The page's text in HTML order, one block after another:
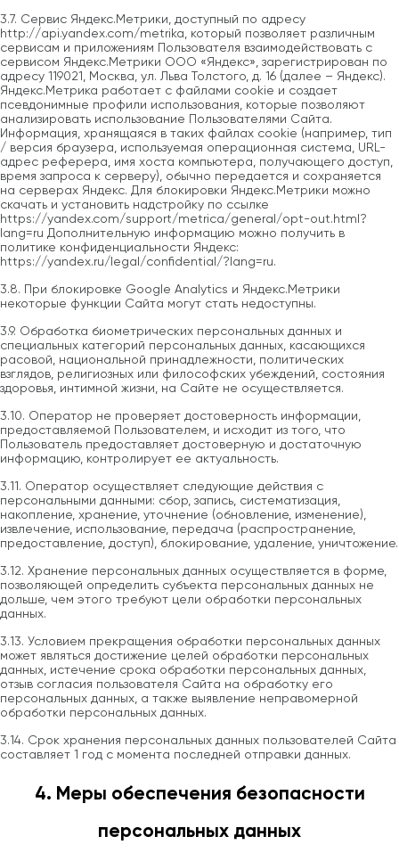
3.7. Сервис Яндекс.Метрики, доступный по адресу
http://api.yandex.com/metrika, который позволяет различным
сервисам и приложениям Пользователя взаимодействовать с
сервисом Яндекс.Метрики ООО «Яндекс», зарегистрирован по
адресу 119021, Москва, ул. Льва Толстого, д. 16 (далее – Яндекс).
Яндекс.Метрика работает с файлами cookie и создает
псевдонимные профили использования, которые позволяют
анализировать использование Пользователями Сайта.
Информация, хранящаяся в таких файлах cookie (например, тип
/ версия браузера, используемая операционная система, URL-
адрес реферера, имя хоста компьютера, получающего доступ,
время запроса к серверу), обычно передается и сохраняется
на серверах Яндекс. Для блокировки Яндекс.Метрики можно
скачать и установить надстройку по ссылке
https://yandex.com/support/metrica/general/opt-out.html?
lang=ru Дополнительную информацию можно получить в
политике конфиденциальности Яндекс:
https://yandex.ru/legal/confidential/?lang=ru.
3.8. При блокировке Google Analytics и Яндекс.Метрики
некоторые функции Сайта могут стать недоступны.
3.9. Обработка биометрических персональных данных и
специальных категорий персональных данных, касающихся
расовой, национальной принадлежности, политических
взглядов, религиозных или философских убеждений, состояния
здоровья, интимной жизни, на Сайте не осуществляется.
3.10. Оператор не проверяет достоверность информации,
предоставляемой Пользователем, и исходит из того, что
Пользователь предоставляет достоверную и достаточную
информацию, контролирует ее актуальность.
3.11. Оператор осуществляет следующие действия с
персональными данными: сбор, запись, систематизация,
накопление, хранение, уточнение (обновление, изменение),
извлечение, использование, передача (распространение,
предоставление, доступ), блокирование, удаление, уничтожение.
3.12. Хранение персональных данных осуществляется в форме,
позволяющей определить субъекта персональных данных не
дольше, чем этого требуют цели обработки персональных
данных.
3.13. Условием прекращения обработки персональных данных
может являться достижение целей обработки персональных
данных, истечение срока обработки персональных данных,
отзыв согласия пользователя Сайта на обработку его
персональных данных, а также выявление неправомерной
обработки персональных данных.
3.14. Срок хранения персональных данных пользователей Сайта
составляет 1 год с момента последней отправки данных.
4. Меры обеспечения безопасности
персональных данных